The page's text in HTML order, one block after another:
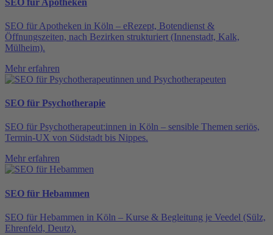
SEO für Apotheken in Köln – eRezept, Botendienst &
Öffnungszeiten, nach Bezirken strukturiert (Innenstadt, Kalk,
Mülheim).
Mehr erfahren
SEO für Psychotherapie
SEO für Psychotherapeut:innen in Köln – sensible Themen seriös,
Termin-UX von Südstadt bis Nippes.
Mehr erfahren
SEO für Hebammen
SEO für Hebammen in Köln – Kurse & Begleitung je Veedel (Sülz,
Ehrenfeld, Deutz).